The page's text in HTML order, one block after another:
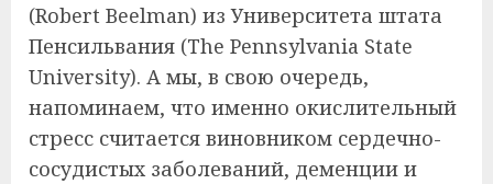
(Robert Beelman) из Университета штата
Пенсильвания (The Pennsylvania State
University). А мы, в свою очередь,
напоминаем, что именно окислительный
стресс считается виновником сердечно-
сосудистых заболеваний, деменции и